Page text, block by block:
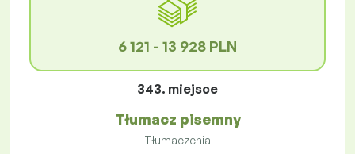
6 121 - 13 928 PLN
343. miejsce
Tłumacz pisemny
Tłumaczenia